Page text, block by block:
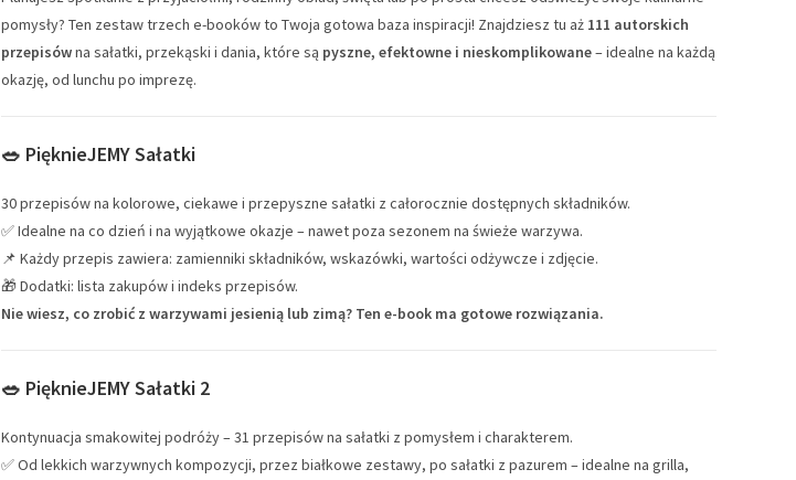
pomysły? Ten zestaw trzech e-booków to Twoja gotowa baza inspiracji! Znajdziesz tu aż 111 autorskich
przepisówna sałatki, przekąski i dania, które są pyszne, efektowne i nieskomplikowane– idealne na każdą
okazję, od lunchu po imprezę.
🥗 PięknieJEMY Sałatki
30 przepisów na kolorowe, ciekawe i przepyszne sałatki z całorocznie dostępnych składników.
✅ Idealne na co dzień i na wyjątkowe okazje – nawet poza sezonem na świeże warzywa.
📌 Każdy przepis zawiera: zamienniki składników, wskazówki, wartości odżywcze i zdjęcie.
🎁 Dodatki: lista zakupów i indeks przepisów.
Nie wiesz, co zrobić z warzywami jesienią lub zimą? Ten e-book ma gotowe rozwiązania.
🥗 PięknieJEMY Sałatki 2
Kontynuacja smakowitej podróży – 31 przepisów na sałatki z pomysłem i charakterem.
✅ Od lekkich warzywnych kompozycji, przez białkowe zestawy, po sałatki z pazurem – idealne na grilla,